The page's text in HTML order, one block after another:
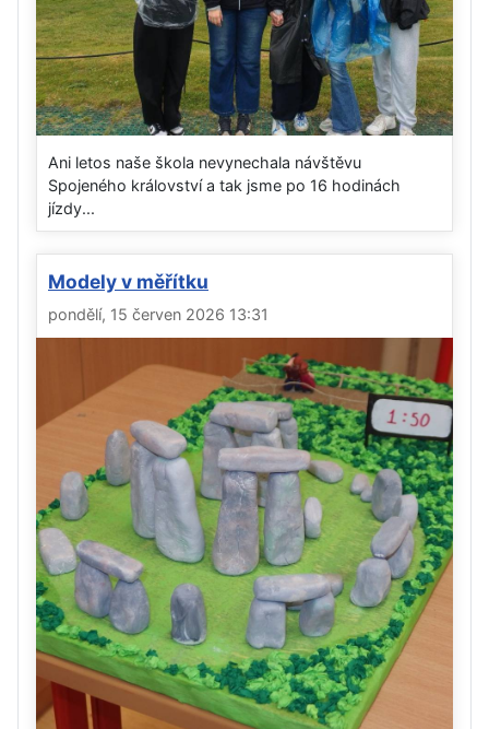
Ani letos naše škola nevynechala návštěvu
Spojeného království a tak jsme po 16 hodinách
jízdy...
Modely v měřítku
pondělí, 15 červen 2026 13:31